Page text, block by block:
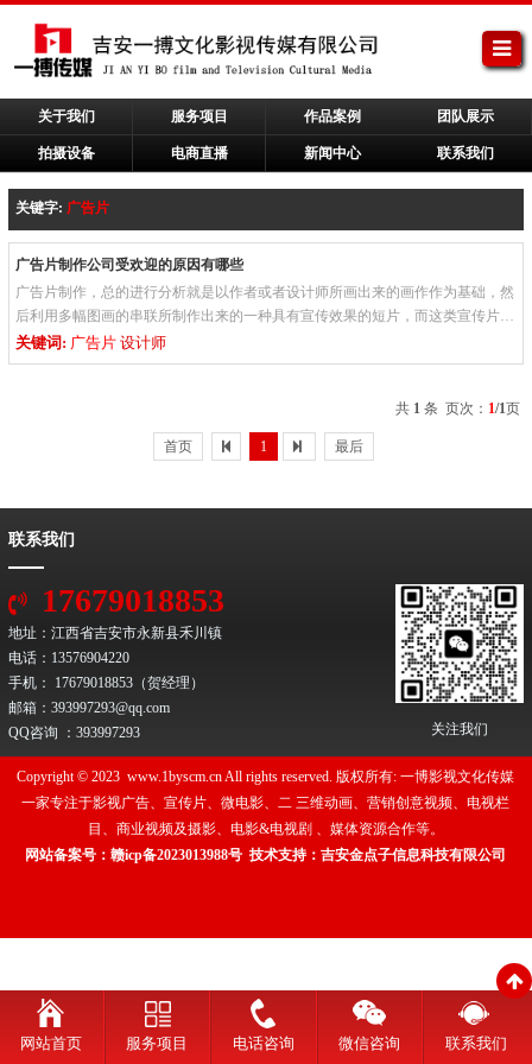
关于我们 服务项目 作品案例 团队展示
拍摄设备 电商直播 新闻中心 联系我们
关键字: ​广告片
广告片制作公司受欢迎的原因有哪些
广告片制作，总的进行分析就是以作者或者设计师所画出来的画作作为基础，然
后利用多幅图画的串联所制作出来的一种具有宣传效果的短片，而这类宣传片却
是商品宣传中相对来说较为有利的主要形式之一，这类广告片制作可...
关键词: ​广告片 设计师
共 1 条 页次： 1/1页
首页 1 最后
联系我们
关注我们
17679018853
地址：江西省吉安市永新县禾川镇
电话：13576904220
手机： 17679018853（贺经理）
邮箱：393997293@qq.com
QQ咨询 ： 393997293
Copyright © 2023 www.1byscm.cn All rights reserved. 版权所有: 一博影视文化传媒
一家专注于影视广告、宣传片、微电影、二 三维动画、营销创意视频、电视栏
目、商业视频及摄影、电影&电视剧 、媒体资源合作等。
网站备案号：赣icp备2023013988号 技术支持：吉安金点子信息科技有限公司
网站首页 服务项目 电话咨询 微信咨询 联系我们